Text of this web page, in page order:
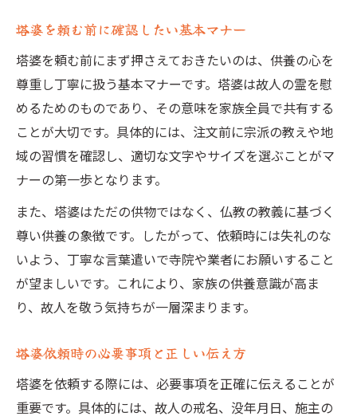
塔婆を頼む前に確認したい基本マナー
塔婆を頼む前にまず押さえておきたいのは、供養の心を
尊重し丁寧に扱う基本マナーです。塔婆は故人の霊を慰
めるためのものであり、その意味を家族全員で共有する
ことが大切です。具体的には、注文前に宗派の教えや地
域の習慣を確認し、適切な文字やサイズを選ぶことがマ
ナーの第一歩となります。
また、塔婆はただの供物ではなく、仏教の教義に基づく
尊い供養の象徴です。したがって、依頼時には失礼のな
いよう、丁寧な言葉遣いで寺院や業者にお願いすること
が望ましいです。これにより、家族の供養意識が高ま
り、故人を敬う気持ちが一層深まります。
塔婆依頼時の必要事項と正しい伝え方
塔婆を依頼する際には、必要事項を正確に伝えることが
重要です。具体的には、故人の戒名、没年月日、施主の